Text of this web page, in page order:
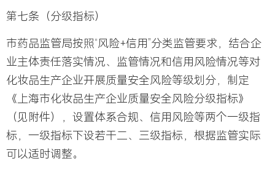
第七条（分级指标）
市药品监管局按照“风险+信用”分类监管要求，结合企
业主体责任落实情况、监管情况和信用风险情况等对
化妆品生产企业开展质量安全风险等级划分，制定
《上海市化妆品生产企业质量安全风险分级指标》
（见附件），设置体系合规、信用风险等两个一级指
标，一级指标下设若干二、三级指标，根据监管实际
可以适时调整。